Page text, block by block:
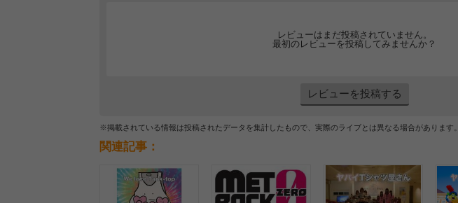
レビューはまだ投稿されていません。
最初のレビューを投稿してみませんか？
レビューを投稿する
※掲載されている情報は投稿されたデータを集計したもので、実際のライブとは異なる場合があります。
関連記事：